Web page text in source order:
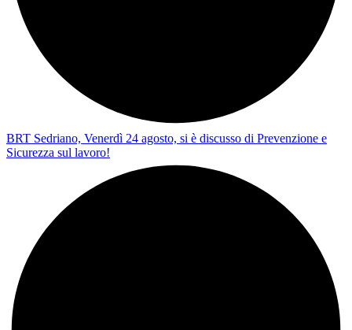
BRT Sedriano, Venerdì 24 agosto, si è discusso di Prevenzione e
Sicurezza sul lavoro!